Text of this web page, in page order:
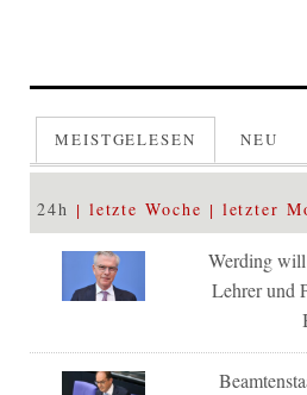
MEISTGELESEN NEU
24h letzte Woche letzter
Werding will
Lehrer und